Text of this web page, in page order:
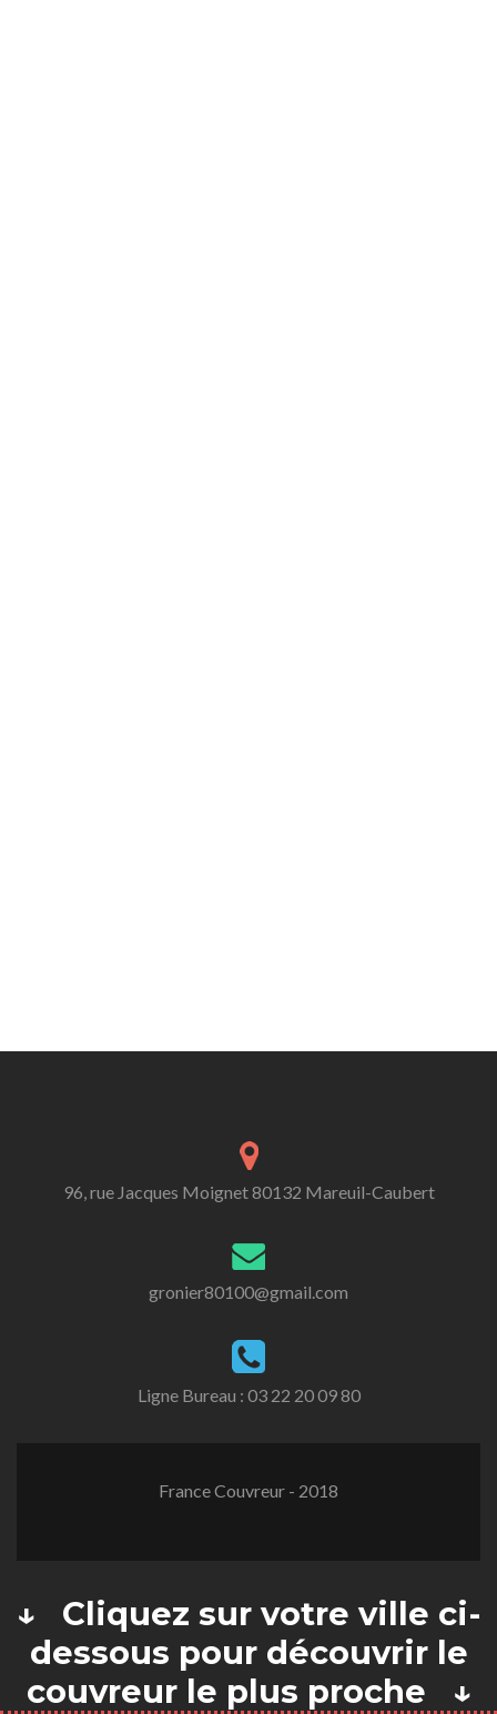
96, rue Jacques Moignet 80132 Mareuil-Caubert
gronier80100@gmail.com
Ligne Bureau : 03 22 20 09 80
France Couvreur - 2018
↓ Cliquez sur votre ville ci-
dessous pour découvrir le
couvreur le plus proche ↓